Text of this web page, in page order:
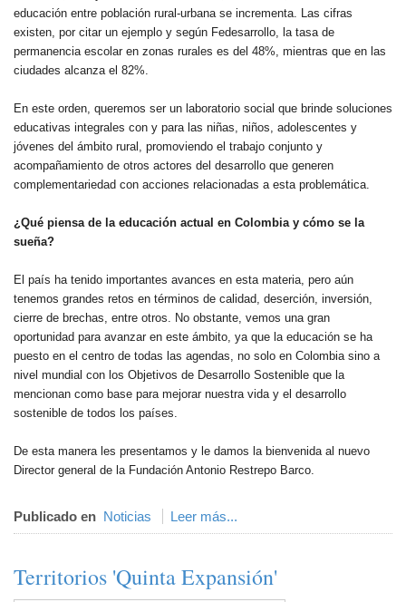
educación entre población rural-urbana se incrementa. Las cifras
existen, por citar un ejemplo y según Fedesarrollo, la tasa de
permanencia escolar en zonas rurales es del 48%, mientras que en las
ciudades alcanza el 82%.
En este orden, queremos ser un laboratorio social que brinde soluciones
educativas integrales con y para las niñas, niños, adolescentes y
jóvenes del ámbito rural, promoviendo el trabajo conjunto y
acompañamiento de otros actores del desarrollo que generen
complementariedad con acciones relacionadas a esta problemática.
¿Qué piensa de la educación actual en Colombia y cómo se la
sueña?
El país ha tenido importantes avances en esta materia, pero aún
tenemos grandes retos en términos de calidad, deserción, inversión,
cierre de brechas, entre otros. No obstante, vemos una gran
oportunidad para avanzar en este ámbito, ya que la educación se ha
puesto en el centro de todas las agendas, no solo en Colombia sino a
nivel mundial con los Objetivos de Desarrollo Sostenible que la
mencionan como base para mejorar nuestra vida y el desarrollo
sostenible de todos los países.
De esta manera les presentamos y le damos la bienvenida al nuevo
Director general de la Fundación Antonio Restrepo Barco.
Publicado en Noticias Leer más...
Territorios 'Quinta Expansión'